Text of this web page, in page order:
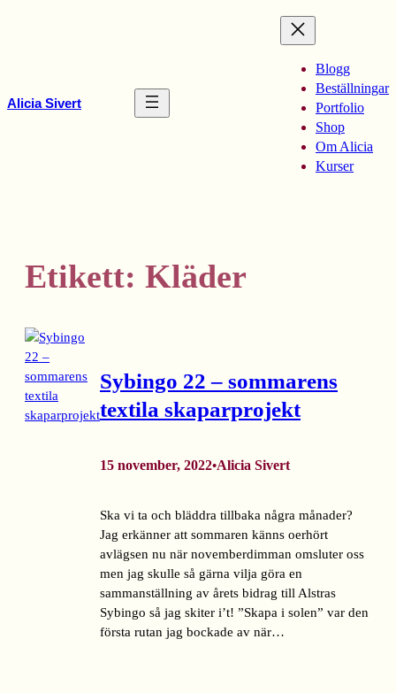
Alicia Sivert
Blogg
Beställningar
Portfolio
Shop
Om Alicia
Kurser
Etikett: Kläder
Sybingo 22 – sommarens
textila skaparprojekt
15 november, 2022•Alicia Sivert
Ska vi ta och bläddra tillbaka några månader?
Jag erkänner att sommaren känns oerhört
avlägsen nu när novemberdimman omsluter oss
men jag skulle så gärna vilja göra en
sammanställning av årets bidrag till Alstras
Sybingo så jag skiter i’t! ”Skapa i solen” var den
första rutan jag bockade av när…